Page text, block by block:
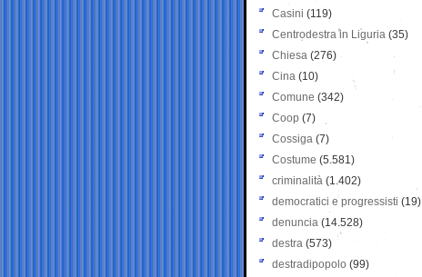
Casini (119)
Centrodestra in Liguria (35)
Chiesa (276)
Cina (10)
Comune (342)
Coop (7)
Cossiga (7)
Costume (5.581)
criminalità (1.402)
democratici e progressisti (19)
denuncia (14.528)
destra (573)
destradipopolo (99)